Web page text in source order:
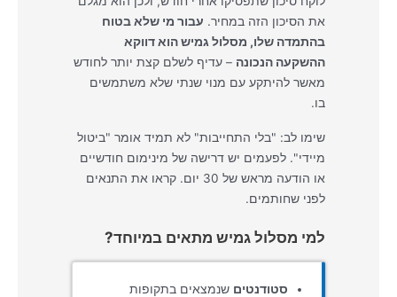
את הסיכון הזה במחיר. עבור מי שלא בטוח
בהתמדה שלו, מסלול גמיש הוא דווקא
ההשקעה הנכונה – עדיף לשלם קצת יותר לחודש
מאשר להיתקע עם מנוי שנתי שלא משתמשים
בו.
שימו לב: "בלי התחייבות" לא תמיד אומר "ביטול
מיידי". לפעמים יש דרישה של מינימום חודשיים
או הודעה מראש של 30 יום. קראו את התנאים
לפני שחותמים.
למי מסלול גמיש מתאים במיוחד?
סטודנטים שנמצאים בתקופות